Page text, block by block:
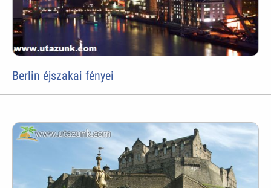
Berlin éjszakai fényei